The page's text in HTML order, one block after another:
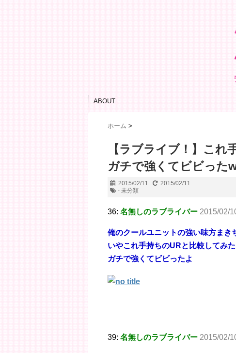
ABOUT
ホーム >
【ラブライブ！】これ
ガチで強くてビビった
2015/02/11
2015/02/11
- 未分類
36: 名無しのラブライバー 2015/02/
俺のクールユニットの強い味方まき
いやこれ手持ちのURと比較してみた
ガチで強くてビビったよ
39: 名無しのラブライバー 2015/02/